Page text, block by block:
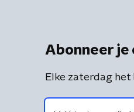
Abonneer je
Elke zaterdag het